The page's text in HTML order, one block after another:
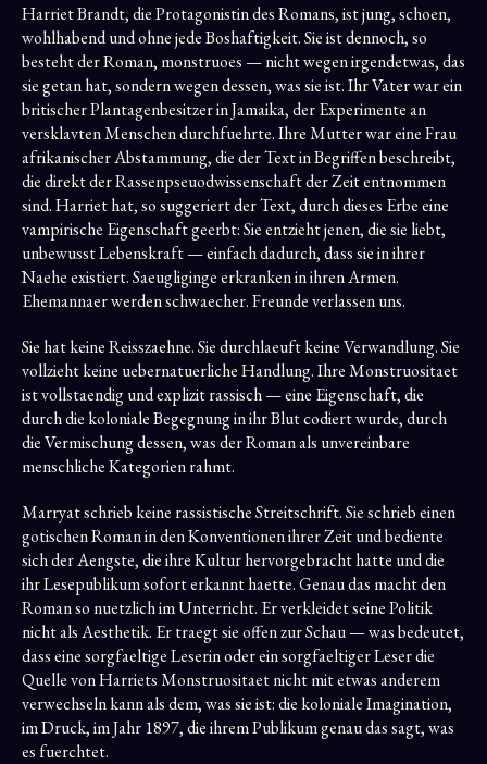
Harriet Brandt, die Protagonistin des Romans, ist jung, schoen,
wohlhabend und ohne jede Boshaftigkeit. Sie ist dennoch, so
besteht der Roman, monstruoes — nicht wegen irgendetwas, das
sie getan hat, sondern wegen dessen, was sie ist. Ihr Vater war ein
britischer Plantagenbesitzer in Jamaika, der Experimente an
versklavten Menschen durchfuehrte. Ihre Mutter war eine Frau
afrikanischer Abstammung, die der Text in Begriffen beschreibt,
die direkt der Rassenpseuodwissenschaft der Zeit entnommen
sind. Harriet hat, so suggeriert der Text, durch dieses Erbe eine
vampirische Eigenschaft geerbt: Sie entzieht jenen, die sie liebt,
unbewusst Lebenskraft — einfach dadurch, dass sie in ihrer
Naehe existiert. Saeugliginge erkranken in ihren Armen.
Ehemannaer werden schwaecher. Freunde verlassen uns.
Sie hat keine Reisszaehne. Sie durchlaeuft keine Verwandlung. Sie
vollzieht keine uebernatuerliche Handlung. Ihre Monstruositaet
ist vollstaendig und explizit rassisch — eine Eigenschaft, die
durch die koloniale Begegnung in ihr Blut codiert wurde, durch
die Vermischung dessen, was der Roman als unvereinbare
menschliche Kategorien rahmt.
Marryat schrieb keine rassistische Streitschrift. Sie schrieb einen
gotischen Roman in den Konventionen ihrer Zeit und bediente
sich der Aengste, die ihre Kultur hervorgebracht hatte und die
ihr Lesepublikum sofort erkannt haette. Genau das macht den
Roman so nuetzlich im Unterricht. Er verkleidet seine Politik
nicht als Aesthetik. Er traegt sie offen zur Schau — was bedeutet,
dass eine sorgfaeltige Leserin oder ein sorgfaeltiger Leser die
Quelle von Harriets Monstruositaet nicht mit etwas anderem
verwechseln kann als dem, was sie ist: die koloniale Imagination,
im Druck, im Jahr 1897, die ihrem Publikum genau das sagt, was
es fuerchtet.